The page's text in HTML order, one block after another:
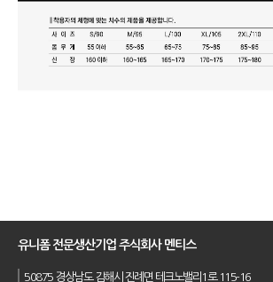
유니폼 전문생산기업 주식회사 멘티스
50875 경상남도 김해시 진례면 테크노밸리1로 115-16